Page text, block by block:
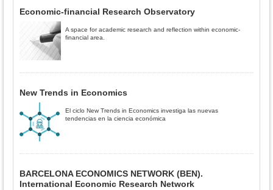
Economic-financial Research Observatory
A space for academic research and reflection within economic-
financial area.
New Trends in Economics
El ciclo New Trends in Economics investiga las nuevas
tendencias en la ciencia económica
BARCELONA ECONOMICS NETWORK (BEN).
International Economic Research Network